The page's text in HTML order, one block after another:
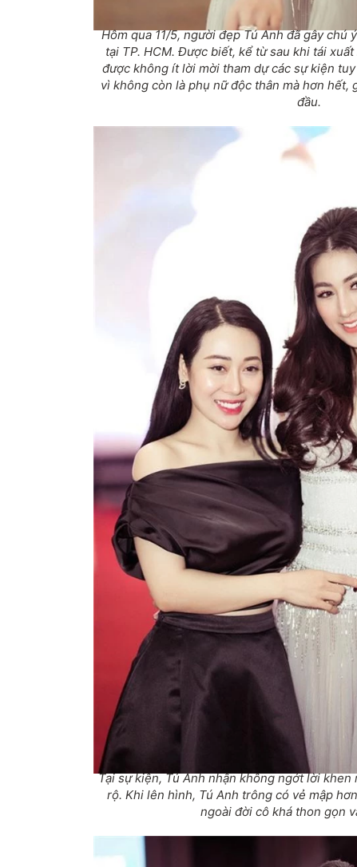
Hôm qua 11/5, người đẹp Tú Anh đã gây chú
tại TP. HCM. Được biết, kể từ sau khi tái
được không ít lời mời tham dự các sự kiện
vì không còn là phụ nữ độc thân mà hơn hết,
đầu.
Tại sự kiện, Tú Anh nhận không ngớt lời
rộ. Khi lên hình, Tú Anh trông có vẻ mập
ngoài đời cô khá thon gọn